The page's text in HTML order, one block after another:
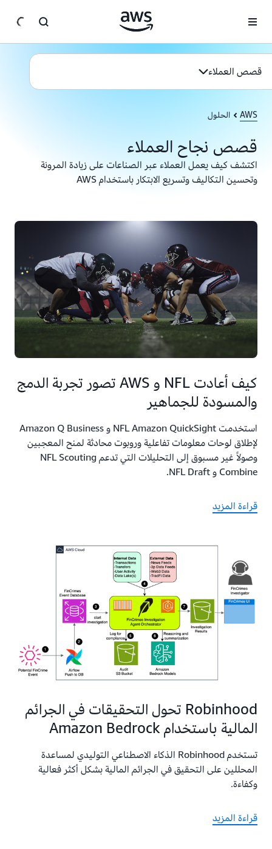
AWS الحلول
قصص نجاح العملاء
اكتشف كيف يعمل العملاء عبر الصناعات على زيادة المرونة
وتحسين التكاليف وتسريع الابتكار باستخدام AWS
قصص العملاء
كيف أعادت NFL و AWS تصور تجربة الدمج
والمسودة للجماهير
استخدمت NFL Amazon QuickSight و Amazon Q Business
لإطلاق لوحات معلومات تفاعلية وروبوت محادثة لمنح المعجبين
وصولاً غير مسبوق إلى التحليلات التي تدعم NFL Scouting
Combine و NFL Draft.
قراءة المزيد
Robinhood تحول التحقيقات في الجرائم
المالية باستخدام Amazon Bedrock
تستخدم Robinhood الذكاء الاصطناعي التوليدي لمساعدة
المحللين على التحقيق في الجرائم المالية بشكل أكثر فعالية
وكفاءة.
قراءة المزيد